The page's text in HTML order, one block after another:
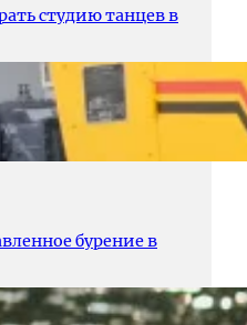
студию танцев в
бурение в